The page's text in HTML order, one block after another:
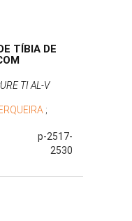
TÍBIA DE
TI AL-V
;
p-2517-
2530